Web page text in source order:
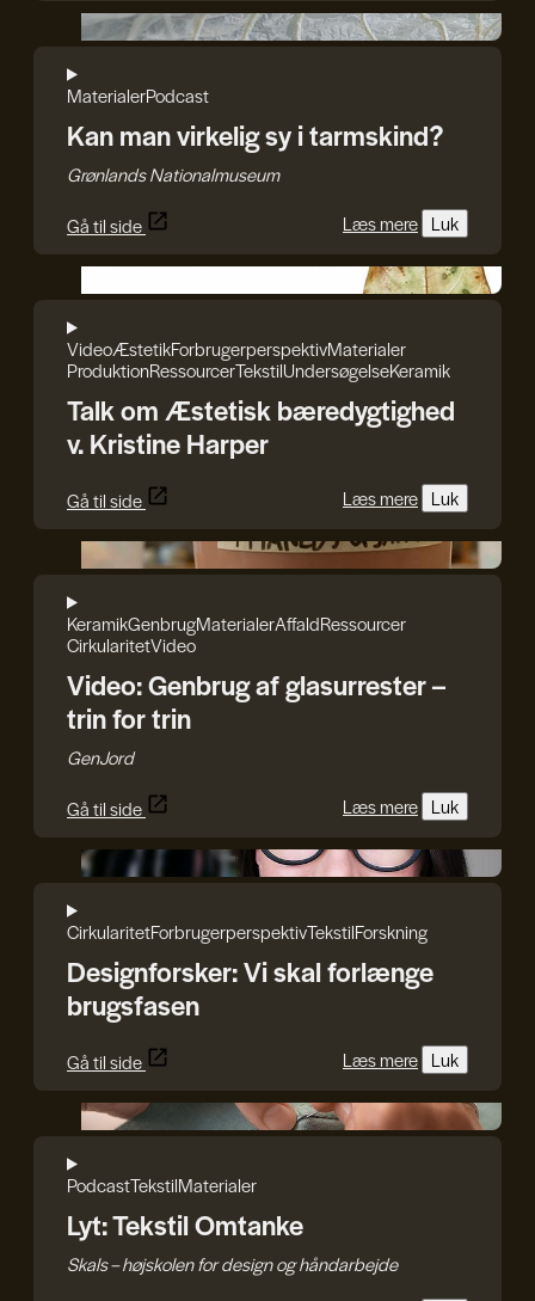
Julie Bach/Soffi Chanchira Larsen
MaterialerPodcast
Kan man virkelig sy i tarmskind?
Grønlands Nationalmuseum
Gå til side
Læs mere Luk
VideoÆstetikForbrugerperspektivMaterialer
ProduktionRessourcerTekstilUndersøgelseKeramik
Talk om Æstetisk bæredygtighed
v. Kristine Harper
Gå til side Læs mere Luk
KeramikGenbrugMaterialerAffaldRessourcer
CirkularitetVideo
Video: Genbrug af glasurrester –
trin for trin
GenJord
Gå til side
Læs mere Luk
Iryna Kucher
CirkularitetForbrugerperspektivTekstilForskning
Designforsker: Vi skal forlænge
brugsfasen
Gå til side Læs mere Luk
Craft.Partners
PodcastTekstilMaterialer
Lyt: Tekstil Omtanke
Skals – højskolen for design og håndarbejde